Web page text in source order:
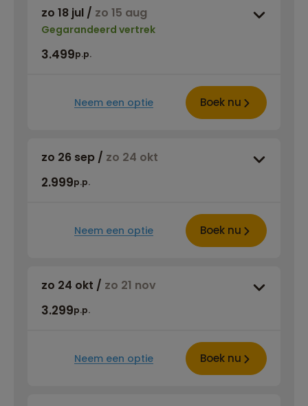
zo 18 jul / zo 15 aug
Gegarandeerd vertrek
3.499p.p.
Neem een optie Boek nu
zo 26 sep / zo 24 okt
2.999p.p.
Neem een optie Boek nu
zo 24 okt / zo 21 nov
3.299p.p.
Neem een optie Boek nu